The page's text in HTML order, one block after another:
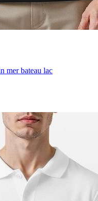
mer bateau lac